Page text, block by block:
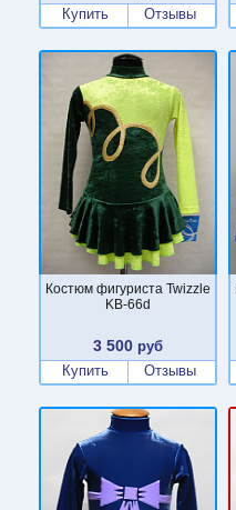
Купить
Отзывы
Костюм фигуриста Twizzle
KB-66d
3 500руб
Купить
Отзывы